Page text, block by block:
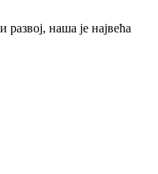
наша је највећа